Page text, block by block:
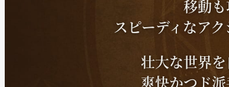
移動も
スピーディなア
壮大な世界を
爽快かつド